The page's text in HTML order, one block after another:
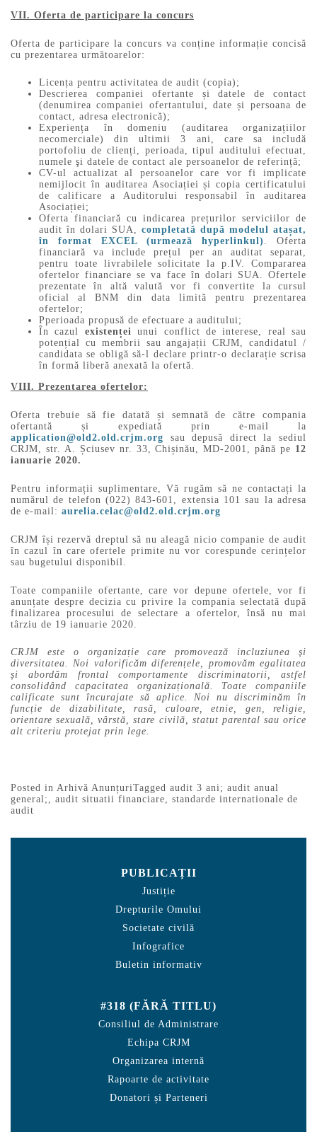
VII. Oferta de participare la concurs
Oferta de participare la concurs va conține informație concisă
cu prezentarea următoarelor:
Licența pentru activitatea de audit (copia);
Descrierea companiei ofertante și datele de contact
(denumirea companiei ofertantului, date și persoana de
contact, adresa electronică);
Experiența în domeniu (auditarea organizațiilor
necomerciale) din ultimii 3 ani, care sa includă
portofoliu de clienți, perioada, tipul auditului efectuat,
numele şi datele de contact ale persoanelor de referință;
CV-ul actualizat al persoanelor care vor fi implicate
nemijlocit în auditarea Asociației și copia certificatului
de calificare a Auditorului responsabil în auditarea
Asociației;
Oferta financiară cu indicarea prețurilor serviciilor de
audit în dolari SUA, completată după modelul atașat,
în format EXCEL (urmează hyperlinkul) . Oferta
financiară va include prețul per an auditat separat,
pentru toate livrabilele solicitate la p.IV. Compararea
ofertelor financiare se va face în dolari SUA. Ofertele
prezentate în altă valută vor fi convertite la cursul
oficial al BNM din data limită pentru prezentarea
ofertelor;
Pperioada propusă de efectuare a auditului;
În cazul existenței unui conflict de interese, real sau
potențial cu membrii sau angajații CRJM, candidatul /
candidata se obligă să-l declare printr-o declarație scrisa
în formă liberă anexată la ofertă.
VIII. Prezentarea ofertelor:
Oferta trebuie să fie datată și semnată de către compania
ofertantă și expediată prin e-mail la
application@old2.old.crjm.org sau depusă direct la sediul
CRJM, str. A. Șciusev nr. 33, Chișinău, MD-2001, până pe 12
ianuarie 2020.
Pentru informații suplimentare, Vă rugăm să ne contactați la
numărul de telefon (022) 843-601, extensia 101 sau la adresa
de e-mail: aurelia.celac@old2.old.crjm.org
CRJM își rezervă dreptul să nu aleagă nicio companie de audit
în cazul în care ofertele primite nu vor corespunde cerințelor
sau bugetului disponibil.
Toate companiile ofertante, care vor depune ofertele, vor fi
anunțate despre decizia cu privire la compania selectată după
finalizarea procesului de selectare a ofertelor, însă nu mai
târziu de 19 ianuarie 2020.
CRJM este o organizație care promovează incluziunea și
diversitatea. Noi valorificăm diferențele, promovăm egalitatea
și abordăm frontal comportamente discriminatorii, astfel
consolidând capacitatea organizațională. Toate companiile
calificate sunt încurajate să aplice. Noi nu discriminăm în
funcție de dizabilitate, rasă, culoare, etnie, gen, religie,
orientare sexuală, vârstă, stare civilă, statut parental sau orice
alt criteriu protejat prin lege.
Posted in Arhivă AnunțuriTagged audit 3 ani; audit anual
general; , audit situatii financiare, standarde internationale de
audit
PUBLICAȚII
Justiție
Drepturile Omului
Societate civilă
Infografice
Buletin informativ
#318 (FĂRĂ TITLU)
Consiliul de Administrare
Echipa CRJM
Organizarea internă
Rapoarte de activitate
Donatori și Parteneri